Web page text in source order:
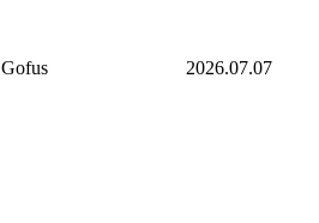
Gofus 2026.07.07